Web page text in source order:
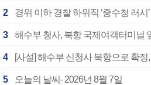
2 경위 이하 경찰 하위직 ‘중수청 러
3 해수부 청사, 북항 국제여객터미널
4 [사설] 해수부 신청사 북항으로 확
5 오늘의 날씨- 2026년 8월 7일